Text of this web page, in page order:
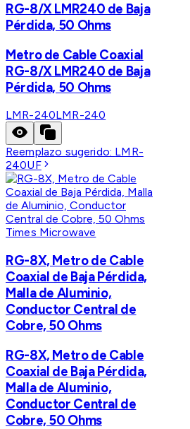
RG-8/X LMR240 de Baja
Pérdida, 50 Ohms
Metro de Cable Coaxial
RG-8/X LMR240 de Baja
Pérdida, 50 Ohms
LMR-240LMR-240
Reemplazo sugerido: LMR-
240UF
Times Microwave
RG-8X, Metro de Cable
Coaxial de Baja Pérdida,
Malla de Aluminio,
Conductor Central de
Cobre, 50 Ohms
RG-8X, Metro de Cable
Coaxial de Baja Pérdida,
Malla de Aluminio,
Conductor Central de
Cobre, 50 Ohms